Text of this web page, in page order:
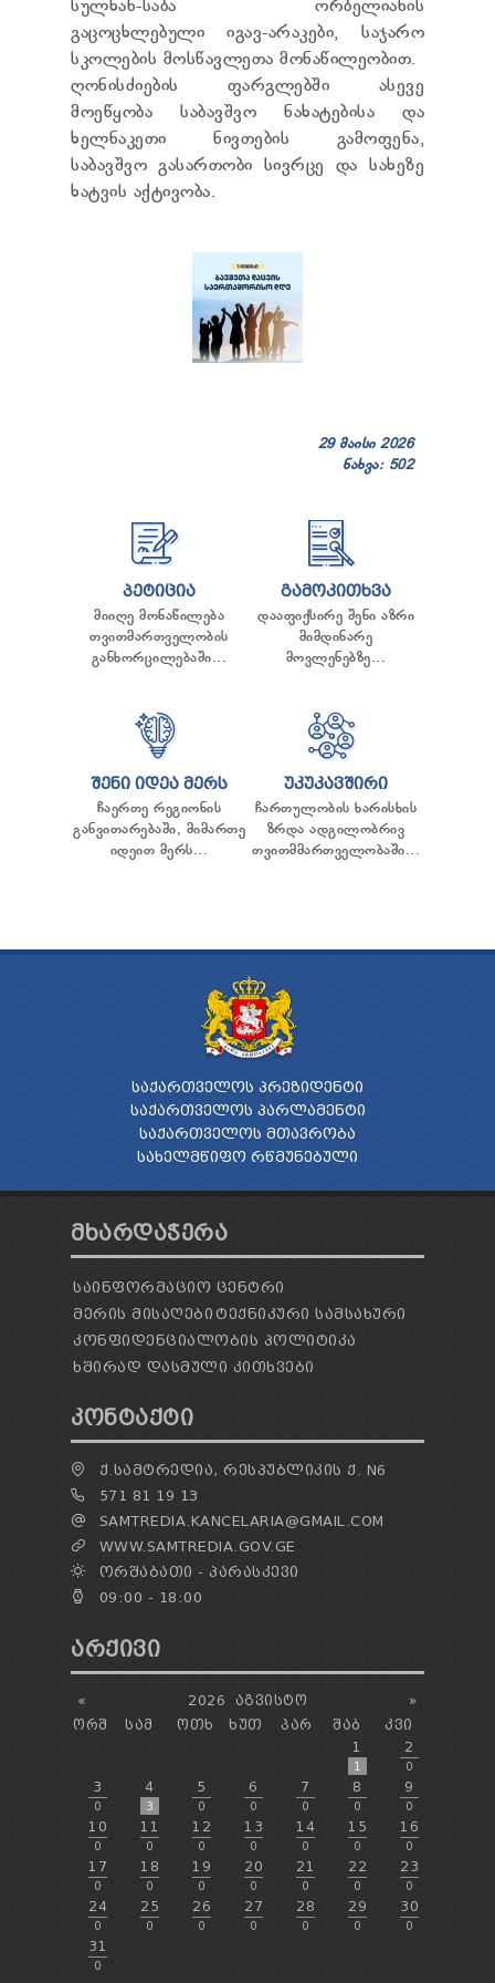
ᲢᲔᲜᲓᲔᲠᲔᲑᲘ
ᲞᲠᲔᲖᲘᲓᲔᲜᲢᲘᲡᲗᲕᲘᲡ ᲓᲐ
ᲞᲐᲠᲚᲐᲛᲔᲜᲢᲘᲡᲗᲕᲘᲡ ᲬᲐᲠᲡᲐᲓᲒᲔᲜᲘ ᲐᲜᲒᲐᲠᲘᲨᲘ
ᲡᲐᲯᲐᲠᲝ ᲘᲜᲤᲝᲠᲛᲐᲪᲘᲘᲡ ᲛᲝᲗᲮᲝᲕᲜᲐ
ᲞᲔᲠᲡᲝᲜᲐᲚᲣᲠ ᲛᲝᲜᲐᲪᲔᲛᲗᲐ ᲓᲐᲪᲕᲘᲡ
ᲝᲤᲘᲪᲔᲠᲘ
ᲡᲐᲛᲐᲠᲗᲚᲔᲑᲠᲘᲕᲘ ᲒᲐᲓᲐᲬᲧᲕᲔᲢᲘᲚᲔᲑᲔᲑᲘ
ᲒᲐᲡᲐᲩᲘᲕᲠᲔᲑᲘᲡ ᲬᲔᲡᲔᲑᲘ
სულხან-საბა ორბელიანის
გაცოცხლებული იგავ-არაკები, საჯარო
სკოლების მოსწავლეთა მონაწილეობით.
ღონისძიების ფარგლებში ასევე
მოეწყობა საბავშვო ნახატებისა და
ხელნაკეთი ნივთების გამოფენა,
საბავშვო გასართობი სივრცე და სახეზე
ხატვის აქტივობა.
29 მაისი 2026
ნახვა: 502
ᲞᲔᲢᲘᲪᲘᲐ
მიიღე მონაწილება
თვითმართველობის
განხორცილებაში...
ᲒᲐᲛᲝᲙᲘᲗᲮᲕᲐ
დააფიქსირე შენი აზრი
მიმდინარე
მოვლენებზე...
ᲨᲔᲜᲘ ᲘᲓᲔᲐ ᲛᲔᲠᲡ
ჩაერთე რეგიონის
განვითარებაში, მიმართე
იდეით მერს...
ᲣᲙᲣᲙᲐᲕᲨᲘᲠᲘ
ჩართულობის ხარისხის
ზრდა ადგილობრივ
თვითმმართველობაში...
ᲡᲐᲥᲐᲠᲗᲕᲔᲚᲝᲡ ᲞᲠᲔᲖᲘᲓᲔᲜᲢᲘ
ᲡᲐᲥᲐᲠᲗᲕᲔᲚᲝᲡ ᲞᲐᲠᲚᲐᲛᲔᲜᲢᲘ
ᲡᲐᲥᲐᲠᲗᲕᲔᲚᲝᲡ ᲛᲗᲐᲕᲠᲝᲑᲐ
ᲡᲐᲮᲔᲚᲛᲬᲘᲤᲝ ᲠᲬᲛᲣᲜᲔᲑᲣᲚᲘ
ᲛᲮᲐᲠᲓᲐᲭᲔᲠᲐ
ᲡᲐᲘᲜᲤᲝᲠᲛᲐᲪᲘᲝ ᲪᲔᲜᲢᲠᲘ
ᲛᲔᲠᲘᲡ ᲛᲘᲡᲐᲦᲔᲑᲘᲢᲔᲥᲜᲘᲙᲣᲠᲘ ᲡᲐᲛᲡᲐᲮᲣᲠᲘ
ᲙᲝᲜᲤᲘᲓᲔᲜᲪᲘᲐᲚᲝᲑᲘᲡ ᲞᲝᲚᲘᲢᲘᲙᲐ
ᲮᲨᲘᲠᲐᲓ ᲓᲐᲡᲛᲣᲚᲘ ᲙᲘᲗᲮᲕᲔᲑᲘ
ᲙᲝᲜᲢᲐᲥᲢᲘ
Ქ.ᲡᲐᲛᲢᲠᲔᲓᲘᲐ, ᲠᲔᲡᲞᲣᲑᲚᲘᲙᲘᲡ Ქ. N6
571 81 19 13
SAMTREDIA.KANCELARIA@GMAIL.COM
WWW.SAMTREDIA.GOV.GE
ᲝᲠᲨᲐᲑᲐᲗᲘ - ᲞᲐᲠᲐᲡᲙᲔᲕᲘ
09:00 - 18:00
ᲐᲠᲥᲘᲕᲘ
« »
2026
ᲐᲒᲕᲘᲡᲢᲝ
ᲝᲠᲨ
ᲡᲐᲛ ᲝᲗᲮ ᲮᲣᲗ ᲞᲐᲠ ᲨᲐᲑ
ᲙᲕᲘ
1
1
2
0
3
0
4
3
5
0
6
0
7
0
8
0
9
0
10
0
11
0
12
0
13
0
14
0
15
0
16
0
17
0
18
0
19
0
20
0
21
0
22
0
23
0
24
0
25
0
26
0
27
0
28
0
29
0
30
0
31
0